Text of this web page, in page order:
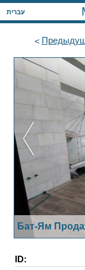
עברית
Бат-Ям
ID: